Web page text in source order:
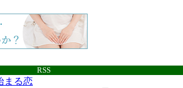
RSS
まる恋